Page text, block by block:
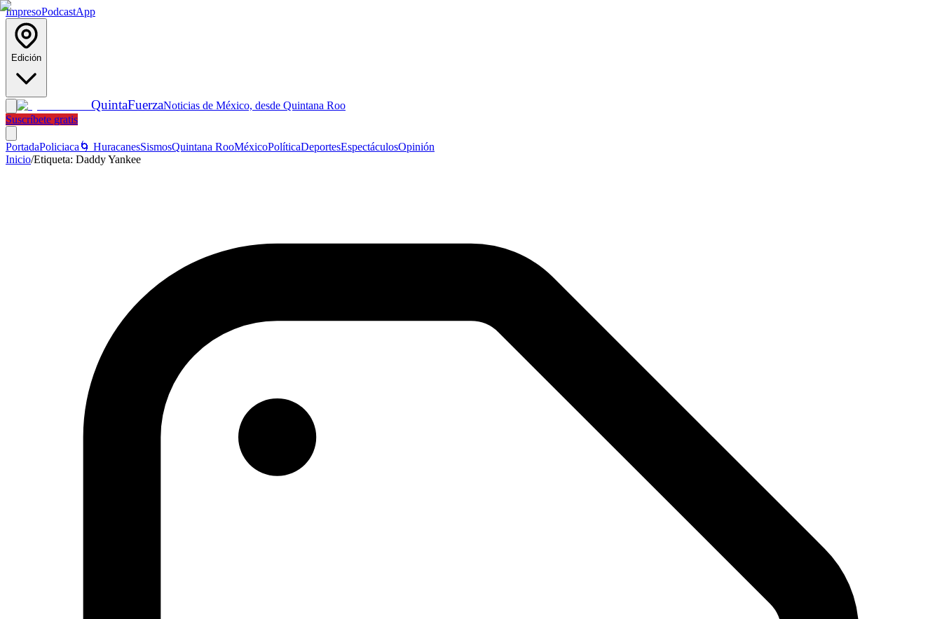
ImpresoPodcastApp
Edición
QuintaFuerzaNoticias de México, desde Quintana Roo
Suscríbete gratis
PortadaPoliciaca 🌀 HuracanesSismosQuintana RooMéxicoPolíticaDeportesEspectáculosOpinión
Inicio/Etiqueta: Daddy Yankee